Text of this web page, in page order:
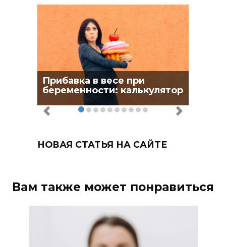
Прибавка в весе при
беременности: калькулятор
НОВАЯ СТАТЬЯ НА САЙТЕ
Вам также может понравиться